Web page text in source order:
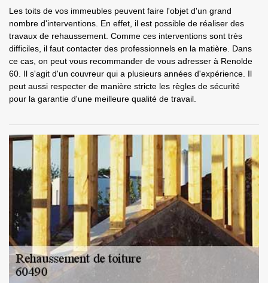
Les toits de vos immeubles peuvent faire l'objet d'un grand
nombre d'interventions. En effet, il est possible de réaliser des
travaux de rehaussement. Comme ces interventions sont très
difficiles, il faut contacter des professionnels en la matière. Dans
ce cas, on peut vous recommander de vous adresser à Renolde
60. Il s'agit d'un couvreur qui a plusieurs années d'expérience. Il
peut aussi respecter de manière stricte les règles de sécurité
pour la garantie d'une meilleure qualité de travail.